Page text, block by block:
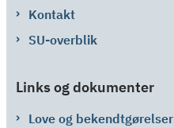
Kontakt
SU-overblik
Links og dokumenter
Love og bekendtgørelser